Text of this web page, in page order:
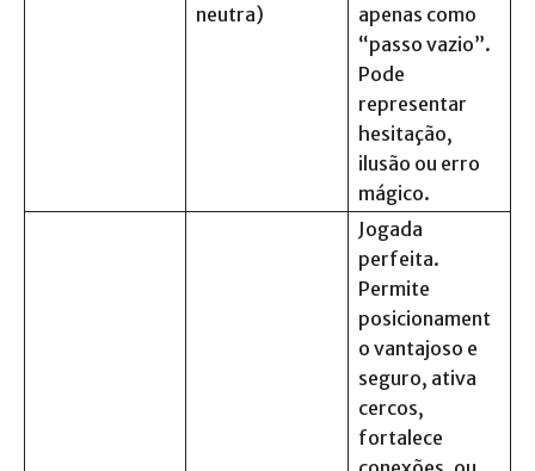
neutra)
apenas como
“passo vazio”.
Pode
representar
hesitação,
ilusão ou erro
mágico.
Jogada
perfeita.
Permite
posicionament
o vantajoso e
seguro, ativa
cercos,
fortalece